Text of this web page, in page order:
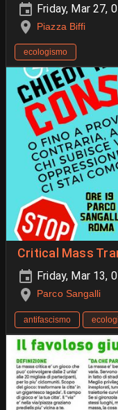
Friday, Mar 27,
Piazza Biffi
ecologismo
Critical Mass
Friday, Mar 13,
Parco Sangalli
antifascismo